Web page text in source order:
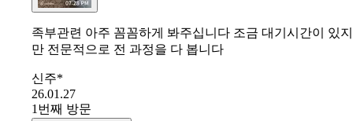
족부관련 아주 꼼꼼하게 봐주십니다 조금 대기시간이 있지
만 전문적으로 전 과정을 다 봅니다
신주*
26.01.27
1번째 방문